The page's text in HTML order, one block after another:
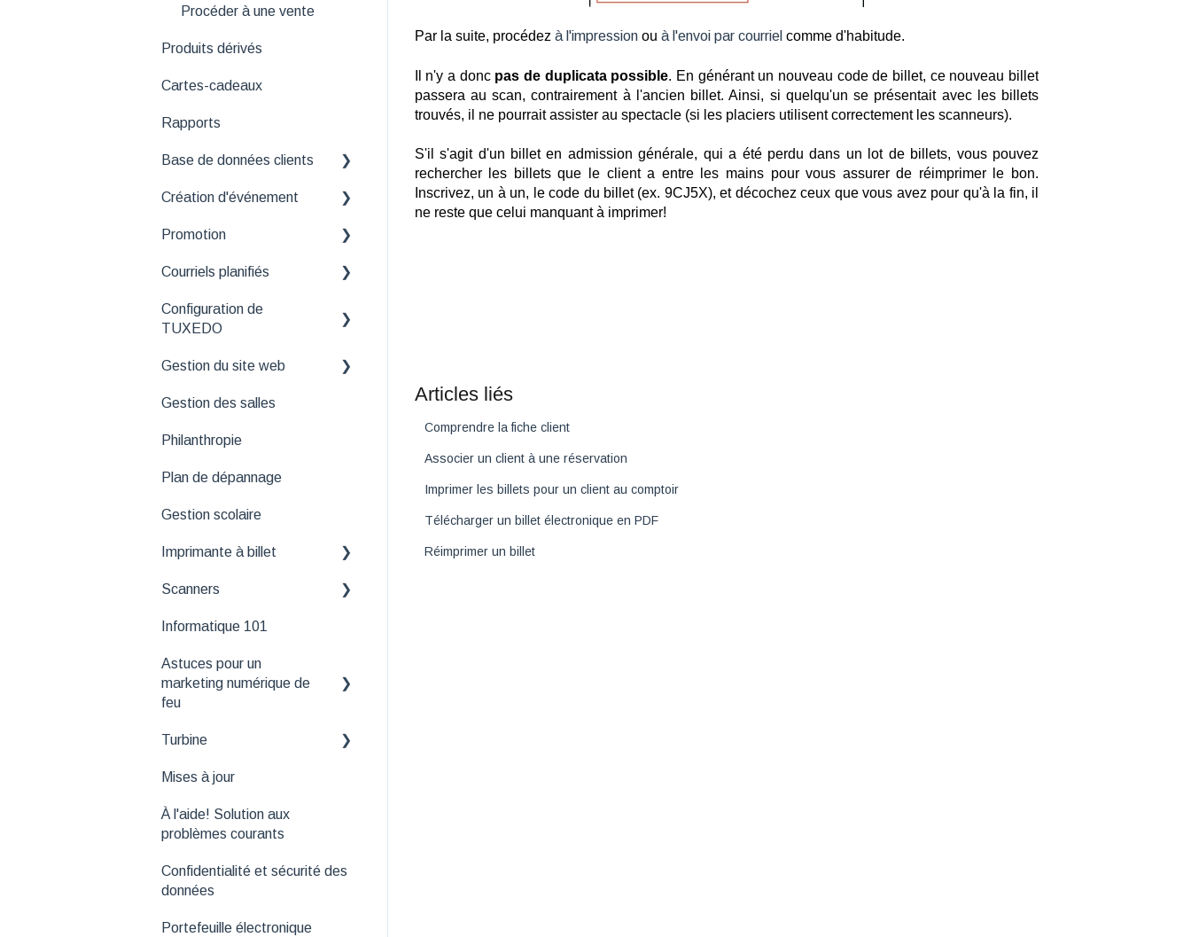
Par la suite, procédez à l'impressionou à l'envoi par courriel comme d'habitude.
Il n'y a donc pas de duplicata possible. En générant un nouveau code de billet, ce nouveau billet
passera au scan, contrairement à l'ancien billet. Ainsi, si quelqu'un se présentait avec les billets
trouvés, il ne pourrait assister au spectacle (si les placiers utilisent correctement les scanneurs).
S'il s'agit d'un billet en admission générale, qui a été perdu dans un lot de billets, vous pouvez
rechercher les billets que le client a entre les mains pour vous assurer de réimprimer le bon.
Inscrivez, un à un, le code du billet (ex. 9CJ5X), et décochez ceux que vous avez pour qu'à la fin, il
ne reste que celui manquant à imprimer!
Articles liés
Comprendre la fiche client
Associer un client à une réservation
Imprimer les billets pour un client au comptoir
Télécharger un billet électronique en PDF
Réimprimer un billet
Procéder à une vente
Produits dérivés
Cartes-cadeaux
Rapports
Base de données clients
Nettoyage de base de
Création d'événement
Astuces et solutions aux
Canaux
Représentations
Prix
Lier sièges
Média
Métadonnées
Promotion
Bases
Recettes
Courriels planifiés
Courriels de rappel
Configuration de
TUXEDO
Usagers
Comptabilité
Gestion du site web
Bannières
Gestion des salles
Philanthropie
Plan de dépannage
Gestion scolaire
Imprimante à billet
Gestion des logos et
papier
Scanners
Application Tuxedo
Application Tuxedo Ticket
Informatique 101
Astuces pour un
marketing numérique de
feu
Outils de suivi
API
Turbine
Fonctionnalités
Mises à jour
À l'aide! Solution aux
problèmes courants
Confidentialité et sécurité des
données
Portefeuille électronique